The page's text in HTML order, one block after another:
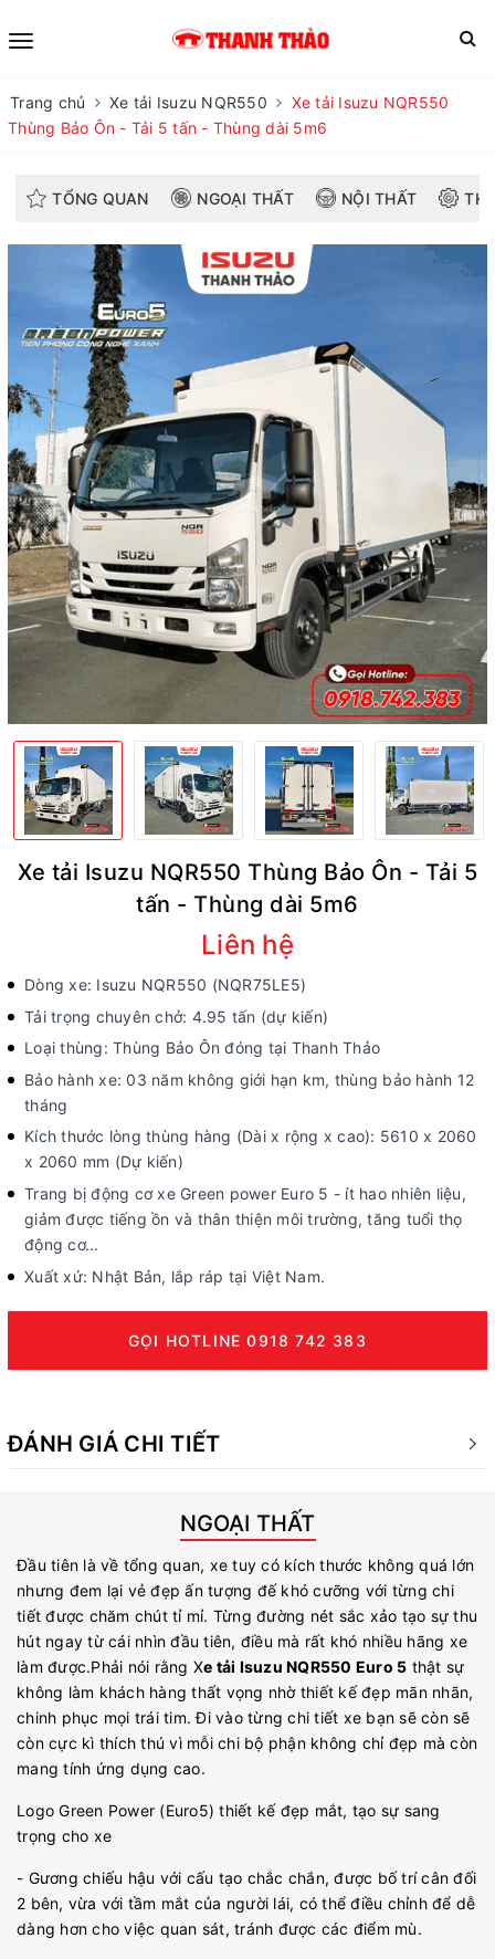
Trang chủ Xe tải Isuzu NQR550
Xe tải Isuzu NQR550
Thùng Bảo Ôn - Tải 5 tấn - Thùng dài 5m6
TỔNG QUAN NGOẠI THẤT NỘI THẤT
Xe tải Isuzu NQR550 Thùng Bảo Ôn - Tải 5
tấn - Thùng dài 5m6
Liên hệ
Dòng xe: Isuzu NQR550 (NQR75LE5)
Tải trọng chuyên chở: 4.95 tấn (dự kiến)
Loại thùng: Thùng Bảo Ôn đóng tại Thanh Thảo
Bảo hành xe: 03 năm không giới hạn km, thùng bảo hành 12
tháng
Kích thước lòng thùng hàng (Dài x rộng x cao): 5610 x 2060
x 2060 mm (Dự kiến)
Trang bị động cơ xe Green power Euro 5 - ít hao nhiên liệu,
giảm được tiếng ồn và thân thiện môi trường, tăng tuổi thọ
động cơ...
Xuất xứ: Nhật Bản, lắp ráp tại Việt Nam.
GỌI HOTLINE 0918 742 383
ĐÁNH GIÁ CHI TIẾT
NGOẠI THẤT
Đầu tiên là về tổng quan, xe tuy có kích thước không quá lớn
nhưng đem lại vẻ đẹp ấn tượng đế khó cưỡng với từng chi
tiết được chăm chút tỉ mỉ. Từng đường nét sắc xảo tạo sự thu
hút ngay từ cái nhìn đầu tiên, điều mà rất khó nhiều hãng xe
làm được.Phải nói rằng Xe tải Isuzu NQR550 Euro 5 thật sự
không làm khách hàng thất vọng nhờ thiết kế đẹp mãn nhãn,
chinh phục mọi trái tim. Đi vào từng chi tiết xe bạn sẽ còn sẽ
còn cực kì thích thú vì mỗi chi bộ phận không chỉ đẹp mà còn
mang tính ứng dụng cao.
Logo Green Power (Euro5) thiết kế đẹp mắt, tạo sự sang
trọng cho xe
- Gương chiếu hậu với cấu tạo chắc chắn, được bố trí cân đối
2 bên, vừa với tầm mắt của người lái, có thể điều chỉnh để dễ
dàng hơn cho việc quan sát, tránh được các điểm mù.